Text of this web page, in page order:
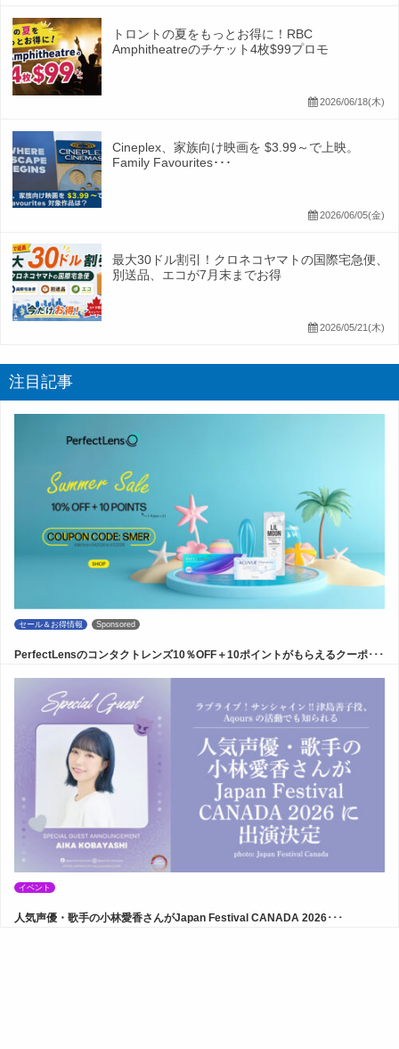
トロントの夏をもっとお得に！RBC
Amphitheatreのチケット4枚$99プロモ
2026/06/18(木)
Cineplex、家族向け映画を $3.99～で上映。
Family Favourites･･･
2026/06/05(金)
最大30ドル割引！クロネコヤマトの国際宅急便、
別送品、エコが7月末までお得
2026/05/21(木)
注目記事
セール＆お得情報 Sponsored
PerfectLensのコンタクトレンズ10％OFF＋10ポイントがもらえるクーポ･･･
イベント
人気声優・歌手の小林愛香さんがJapan Festival CANADA 2026･･･